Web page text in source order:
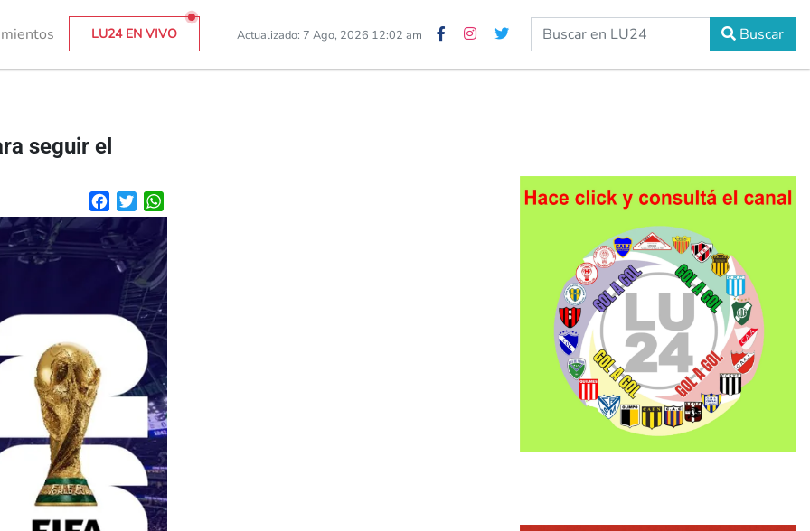
LU24 EN VIVO Actualizado: 7 Ago, 2026 12:02 am Buscar
seguir el
FacebookTwitter